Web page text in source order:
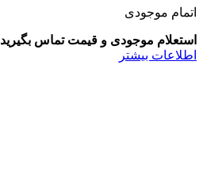
اتمام موجودی
استعلام موجودی و قیمت تماس بگیرید
اطلاعات بیشتر